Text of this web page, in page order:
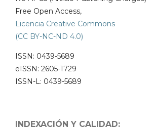
Free Open Access,
Licencia Creative Commons
(CC BY-NC-ND 4.0)
ISSN: 0439-5689
eISSN: 2605-1729
ISSN-L: 0439-5689
INDEXACIÓN Y CALIDAD: